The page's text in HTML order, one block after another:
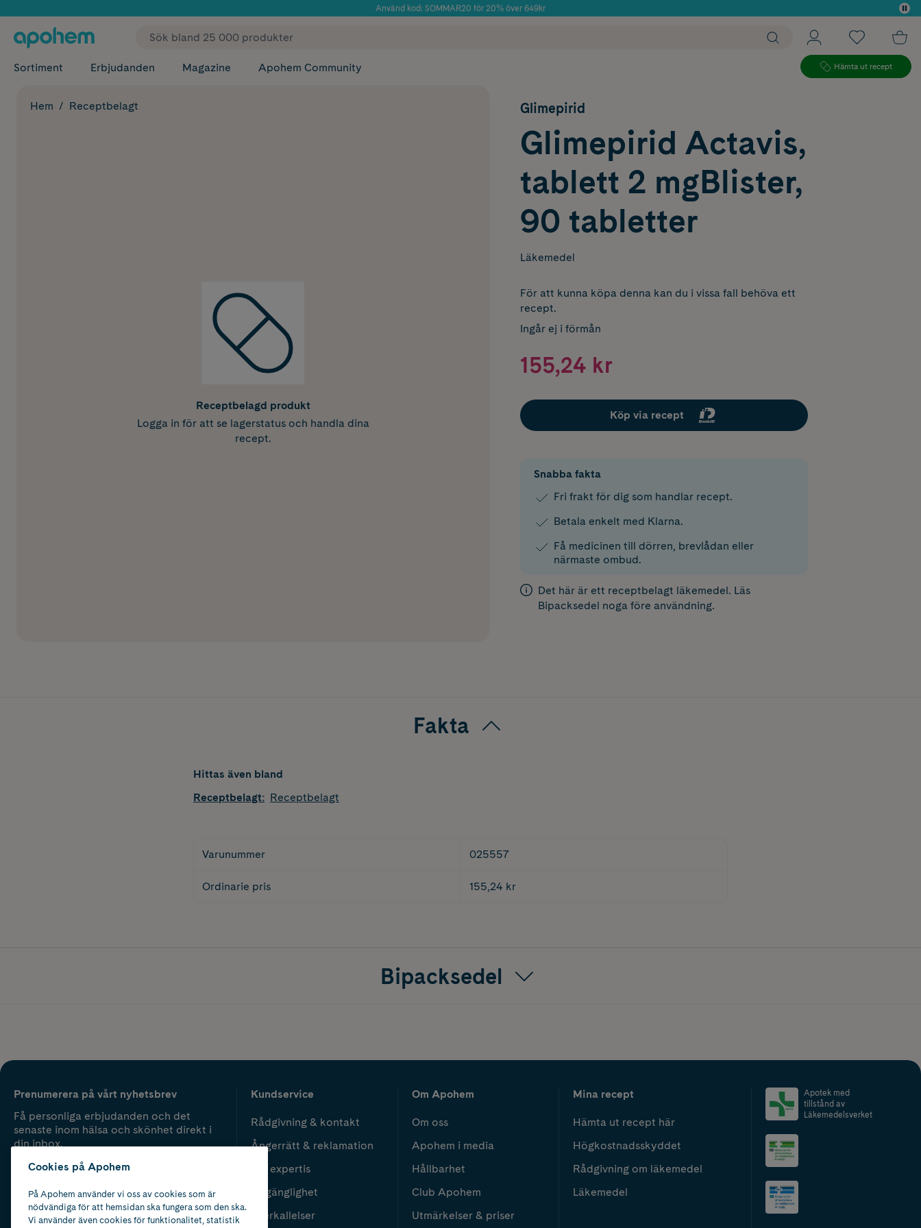
Använd kod: SOMMAR20 för 20% över 649kr
✓ Fri frakt
Sortiment Erbjudanden Magazine Apohem Community Hämta ut recept
Hem Receptbelagt
Receptbelagd produkt
Logga in för att se lagerstatus och handla dina
recept.
Glimepirid
Glimepirid Actavis,
tablett 2 mgBlister,
90 tabletter
Läkemedel
För att kunna köpa denna kan du i vissa fall behöva ett
recept.
Ingår ej i förmån
155,24 kr
Köp via recept
Snabba fakta
Fri frakt för dig som handlar recept.
Betala enkelt med Klarna.
Få medicinen till dörren, brevlådan eller
närmaste ombud.
Det här är ett receptbelagt läkemedel. Läs
Bipacksedel noga före användning.
Fakta
Hittas även bland
Receptbelagt: Receptbelagt
Varunummer 025557
Ordinarie pris 155,24 kr
Bipacksedel
Prenumerera på vårt nyhetsbrev
Få personliga erbjudanden och det
senaste inom hälsa och skönhet direkt i
din inbox.
Kundservice
Rådgivning & kontakt
Ångerrätt & reklamation
Vår expertis
Tillgänglighet
Återkallelser
Om Apohem
Om oss
Apohem i media
Hållbarhet
Club Apohem
Utmärkelser & priser
Mina recept
Hämta ut recept här
Högkostnadsskyddet
Rådgivning om läkemedel
Läkemedel
Apotek med
tillstånd av
Läkemedelsverket
Cookies på Apohem
På Apohem använder vi oss av cookies som är
nödvändiga för att hemsidan ska fungera som den ska.
Vi använder även cookies för funktionalitet, statistik